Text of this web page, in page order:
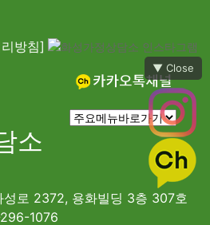
▼ Close
방침]
소
성로 2372, 용화빌딩 3층 307호
1076